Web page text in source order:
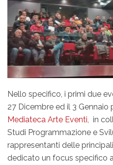
Nello specifico, i primi due
27 Dicembre ed il 3 Gennaio
Mediateca Arte Eventi , in
Studi Programmazione e
rappresentanti delle
dedicato un focus specifico